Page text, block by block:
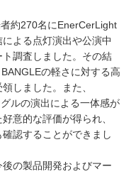
約270名にEnerCerLight
よる点灯演出や公演中
調査しました。その結
の軽さに対する高
しました。また、
ルの演出による一体感が
意的な評価が得られ、
認することができまし
の製品開発およびマー